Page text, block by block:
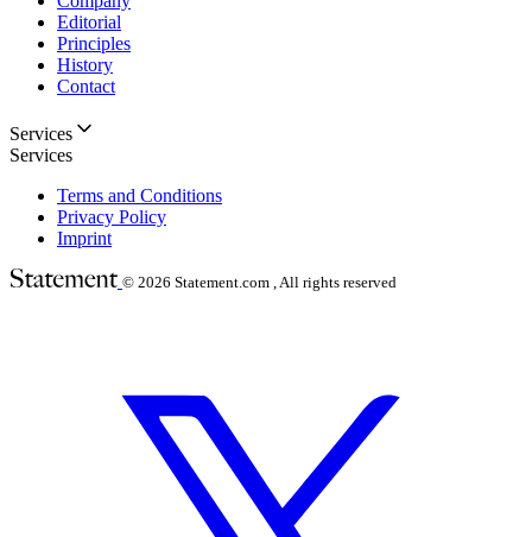
Editorial
Principles
History
Contact
Services
Services
Terms and Conditions
Privacy Policy
Imprint
© 2026 Statement.com , All rights reserved